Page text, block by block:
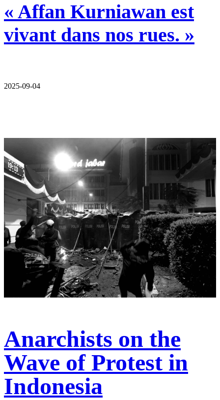
« Affan Kurniawan est
vivant dans nos rues. »
2025-09-04
Anarchists on the
Wave of Protest in
Indonesia